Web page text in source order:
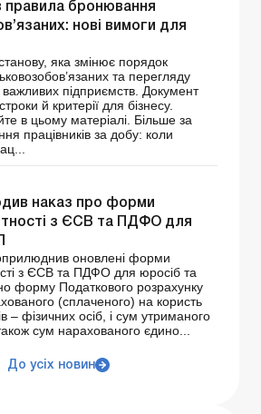
правила бронювання
нові вимоги для
яка змінює порядок
та перегляду
важливих підприємств. Документ
й критерії для бізнесу.
в цьому матеріалі. Більше за
працівників за добу: коли
наказ про форми
з ЄСВ та ПДФО для
оновлені форми
з ЄСВ та ПДФО для юросіб та
форму Податкового розрахунку
(сплаченого) на користь
– фізичних осіб, і сум утриманого
сум нарахованого єдино...
До усіх новин